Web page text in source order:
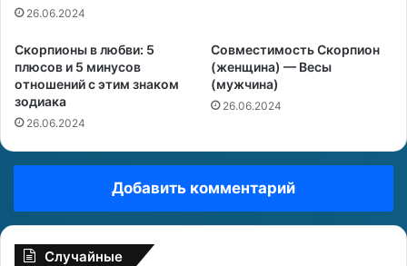
26.06.2024
Скорпионы в любви: 5
плюсов и 5 минусов
отношений с этим знаком
зодиака
26.06.2024
Совместимость Скорпион
(женщина) — Весы
(мужчина)
26.06.2024
Добавить комментарий
Случайные